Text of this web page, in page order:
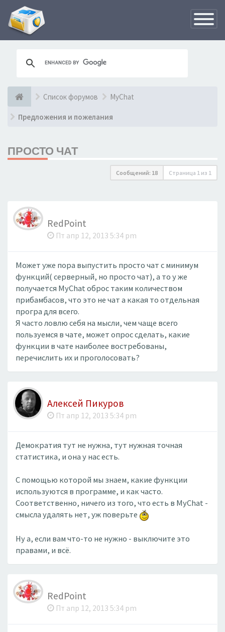
Список форумов MyChat
Предложения и пожелания
ПРОСТО ЧАТ
Сообщений: 18 Страница 1 из 1
RedPoint
Пт апр 12, 2013 5:34 pm
Может уже пора выпустить просто чат с минимум
функций( серверный, но просто чат), а то у же
получается MyChat оброс таким количеством
прибамбасов, что это не чат а какая то отдельная
програ для всего.
Я часто ловлю себя на мысли, чем чаще всего
пользуемся в чате, может опрос сделать, какие
функции в чате наиболее востребованы,
перечислить их и проголосовать?
Алексей Пикуров
Пт апр 12, 2013 5:34 pm
Демократия тут не нужна, тут нужная точная
статистика, и она у нас есть.
С помощью которой мы знаем, какие функции
используются в программе, и как часто.
Соответственно, ничего из того, что есть в MyChat -
смысла удалять нет, уж поверьте
Ну а, если вам что-то не нужно - выключите это
правами, и всё.
RedPoint
Пт апр 12, 2013 5:34 pm